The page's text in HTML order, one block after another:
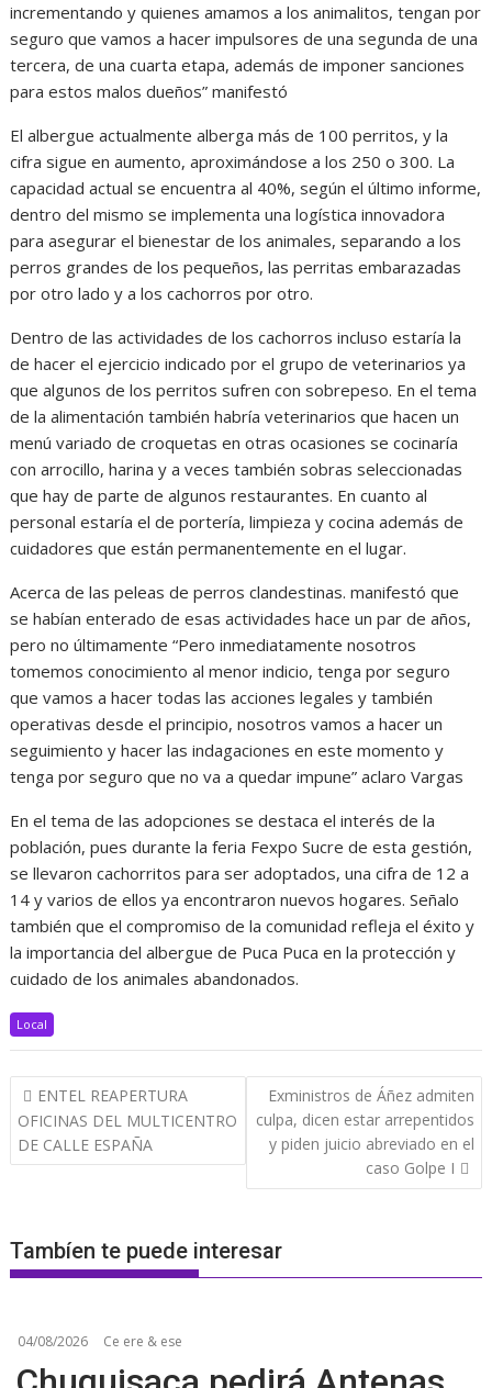
incrementando y quienes amamos a los animalitos, tengan por
seguro que vamos a hacer impulsores de una segunda de una
tercera, de una cuarta etapa, además de imponer sanciones
para estos malos dueños” manifestó
El albergue actualmente alberga más de 100 perritos, y la
cifra sigue en aumento, aproximándose a los 250 o 300. La
capacidad actual se encuentra al 40%, según el último informe,
dentro del mismo se implementa una logística innovadora
para asegurar el bienestar de los animales, separando a los
perros grandes de los pequeños, las perritas embarazadas
por otro lado y a los cachorros por otro.
Dentro de las actividades de los cachorros incluso estaría la
de hacer el ejercicio indicado por el grupo de veterinarios ya
que algunos de los perritos sufren con sobrepeso. En el tema
de la alimentación también habría veterinarios que hacen un
menú variado de croquetas en otras ocasiones se cocinaría
con arrocillo, harina y a veces también sobras seleccionadas
que hay de parte de algunos restaurantes. En cuanto al
personal estaría el de portería, limpieza y cocina además de
cuidadores que están permanentemente en el lugar.
Acerca de las peleas de perros clandestinas. manifestó que
se habían enterado de esas actividades hace un par de años,
pero no últimamente “Pero inmediatamente nosotros
tomemos conocimiento al menor indicio, tenga por seguro
que vamos a hacer todas las acciones legales y también
operativas desde el principio, nosotros vamos a hacer un
seguimiento y hacer las indagaciones en este momento y
tenga por seguro que no va a quedar impune” aclaro Vargas
En el tema de las adopciones se destaca el interés de la
población, pues durante la feria Fexpo Sucre de esta gestión,
se llevaron cachorritos para ser adoptados, una cifra de 12 a
14 y varios de ellos ya encontraron nuevos hogares. Señalo
también que el compromiso de la comunidad refleja el éxito y
la importancia del albergue de Puca Puca en la protección y
cuidado de los animales abandonados.
Local
Navegación
de
entradas
ENTEL REAPERTURA
OFICINAS DEL MULTICENTRO
DE CALLE ESPAÑA
Exministros de Áñez admiten
culpa, dicen estar arrepentidos
y piden juicio abreviado en el
caso Golpe I
Tambíen te puede interesar
04/08/2026 Ce ere & ese